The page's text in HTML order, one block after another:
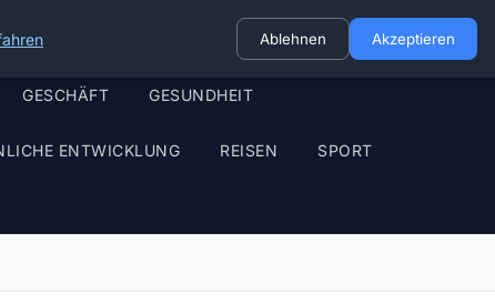
GESCHÄFT GESUNDHEIT
ENTWICKLUNG REISEN SPORT
Ablehnen Akzeptieren